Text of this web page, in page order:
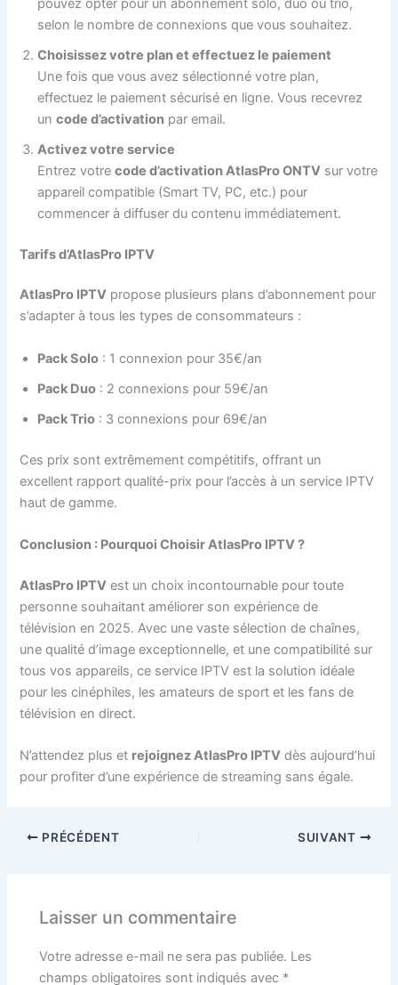
pouvez opter pour un abonnement solo, duo ou trio,
selon le nombre de connexions que vous souhaitez.
Choisissez votre plan et effectuez le paiement
Une fois que vous avez sélectionné votre plan,
effectuez le paiement sécurisé en ligne. Vous recevrez
uncode d’activation par email.
Activez votre service
Entrez votrecode d’activation AtlasPro ONTV sur votre
appareil compatible (Smart TV, PC, etc.) pour
commencer à diffuser du contenu immédiatement.
Tarifs d’AtlasPro IPTV
AtlasPro IPTV propose plusieurs plans d’abonnement pour
s’adapter à tous les types de consommateurs :
Pack Solo : 1 connexion pour 35€/an
Pack Duo : 2 connexions pour 59€/an
Pack Trio : 3 connexions pour 69€/an
Ces prix sont extrêmement compétitifs, offrant un
excellent rapport qualité-prix pour l’accès à un service IPTV
haut de gamme.
Conclusion : Pourquoi Choisir AtlasPro IPTV ?
AtlasPro IPTV est un choix incontournable pour toute
personne souhaitant améliorer son expérience de
télévision en 2025. Avec une vaste sélection de chaînes,
une qualité d’image exceptionnelle, et une compatibilité sur
tous vos appareils, ce service IPTV est la solution idéale
pour les cinéphiles, les amateurs de sport et les fans de
télévision en direct.
N’attendez plus et rejoignez AtlasPro IPTV dès aujourd’hui
pour profiter d’une expérience de streaming sans égale.
PRÉCÉDENT SUIVANT
Laisser un commentaire
Votre adresse e-mail ne sera pas publiée. Les
champs obligatoires sont indiqués avec *